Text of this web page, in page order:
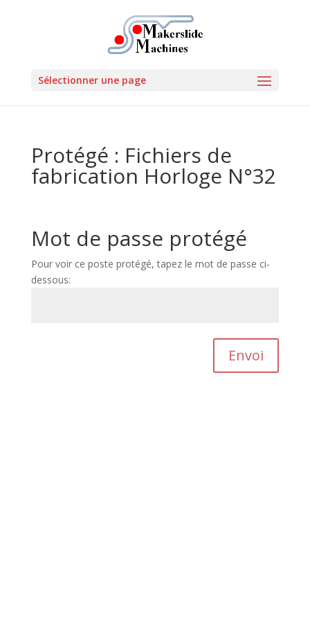
Sélectionner une page
Protégé : Fichiers de
fabrication Horloge N°32
Mot de passe protégé
Pour voir ce poste protégé, tapez le mot de passe ci-
dessous:
Envoi